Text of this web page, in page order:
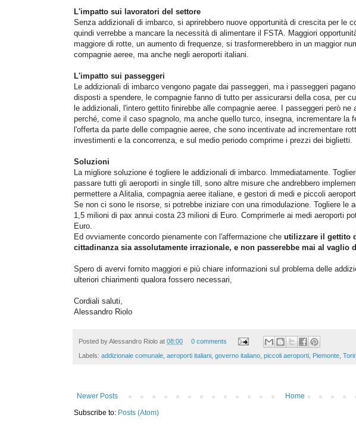
L'impatto sui lavoratori del settore
Senza addizionali di imbarco, si aprirebbero nuove opportunità di crescita per le
quindi verrebbe a mancare la necessità di alimentare il FSTA. Maggiori
maggiore di rotte, un aumento di frequenze, si trasformerebbero in un maggior
compagnie aeree, ma anche negli aeroporti italiani.
L'impatto sui passeggeri
Le addizionali di imbarco vengono pagate dai passeggeri, ma i passeggeri
disposti a spendere, le compagnie fanno di tutto per assicurarsi della cosa, per
le addizionali, l'intero gettito finirebbe alle compagnie aeree. I passeggeri però
perché, come il caso spagnolo, ma anche quello turco, insegna, incrementare la
l'offerta da parte delle compagnie aeree, che sono incentivate ad incrementare
investimenti e la concorrenza, e sul medio periodo comprime i prezzi dei biglietti.
Soluzioni
La migliore soluzione é togliere le addizionali di imbarco. Immediatamente.
passare tutti gli aeroporti in single till, sono altre misure che andrebbero
permettere a Alitalia, compagnia aeree italiane, e gestori di medi e piccoli
Se non ci sono le risorse, si potrebbe iniziare con una rimodulazione. Togliere le
1,5 milioni di pax annui costa 23 milioni di Euro. Comprimerle ai medi aeroporti
Euro.
Ed ovviamente concordo pienamente con l'affermazione che utilizzare il gettito
cittadinanza sia assolutamente irrazionale, e non passerebbe mai al vaglio
Spero di avervi fornito maggiori e più chiare informazioni sul problema delle
ulteriori chiarimenti qualora fossero necessari,
Cordiali saluti,
Alessandro Riolo
Posted byAlessandro Riolo at 08:00 0 comments
Labels: addizionale comunale aeroporti italiani governo italiano piccoli aeroporti Piemonte
Newer Posts
Home
Subscribe to: Posts (Atom)